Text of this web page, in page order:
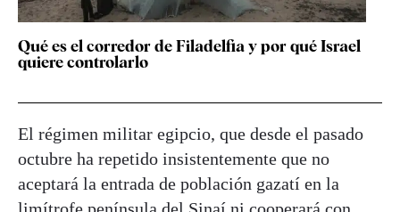
Qué es el corredor de Filadelfia y por qué Israel
quiere controlarlo
El régimen militar egipcio, que desde el pasado
octubre ha repetido insistentemente que no
aceptará la entrada de población gazatí en la
limítrofe península del Sinaí ni cooperará con